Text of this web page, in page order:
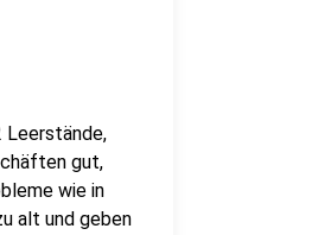
Leerstände,
gut,
wie in
alt und geben